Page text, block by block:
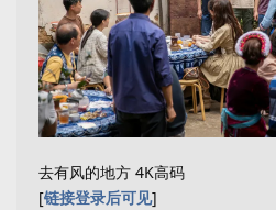
去有风的地方 4K高码
[链接登录后可见]